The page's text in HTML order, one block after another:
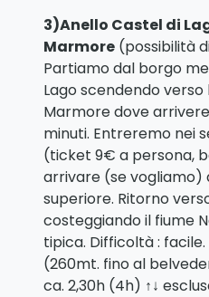
3)Anello Castel di
Marmore (possibilità
Partiamo dal borgo
Lago scendendo
Marmore dove
minuti. Entreremo nei
(ticket 9€ a persona,
arrivare (se vogliamo)
superiore. Ritorno
costeggiando il fiume
tipica. Difficoltà : facile.
(260mt. fino al
ca. 2,30h (4h) ↑↓